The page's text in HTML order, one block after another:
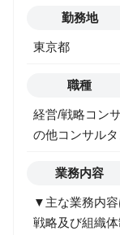
支援 ・プロジ
勤務地
東京都
職種
経営/戦略コン
の他コンサル
業務内容
▼主な業務内
戦略及び組織